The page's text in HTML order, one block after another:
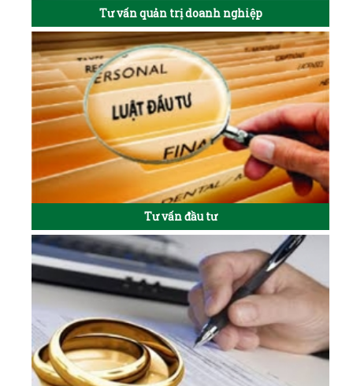
Tư vấn quản trị doanh nghiệp
Tư vấn đầu tư